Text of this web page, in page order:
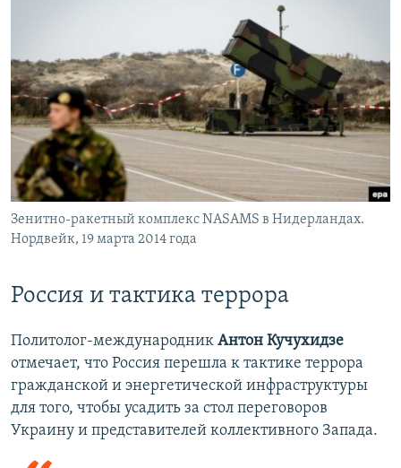
Зенитно-ракетный комплекс NASAMS в Нидерландах.
Нордвейк, 19 марта 2014 года
Россия и тактика террора
Политолог-международник Антон Кучухидзе
отмечает, что Россия перешла к тактике террора
гражданской и энергетической инфраструктуры
для того, чтобы усадить за стол переговоров
Украину и представителей коллективного Запада.